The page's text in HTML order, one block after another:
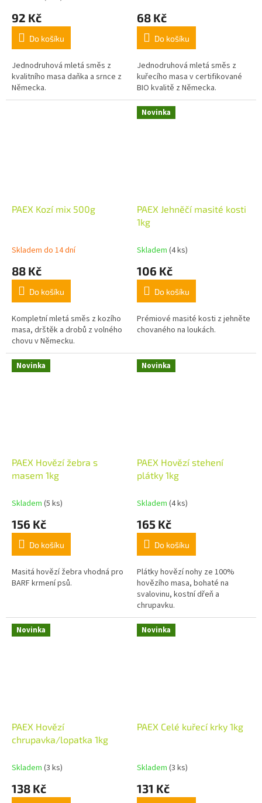
92 Kč
Do košíku
Jednodruhová mletá směs z
kvalitního masa daňka a srnce z
Německa.
68 Kč
Do košíku
Jednodruhová mletá směs z
kuřecího masa v certifikované
BIO kvalitě z Německa.
PAEX Kozí mix 500g
Skladem do 14 dní
88 Kč
Do košíku
Kompletní mletá směs z kozího
masa, drštěk a drobů z volného
chovu v Německu.
Novinka
PAEX Jehněčí masité kosti
1kg
Skladem (4 ks)
106 Kč
Do košíku
Prémiové masité kosti z jehněte
chovaného na loukách.
Novinka
PAEX Hovězí žebra s
masem 1kg
Skladem (5 ks)
156 Kč
Do košíku
Masitá hovězí žebra vhodná pro
BARF krmení psů.
Novinka
PAEX Hovězí stehení
plátky 1kg
Skladem (4 ks)
165 Kč
Do košíku
Plátky hovězí nohy ze 100%
hovězího masa, bohaté na
svalovinu, kostní dřeň a
chrupavku.
Novinka
PAEX Hovězí
chrupavka/lopatka 1kg
Skladem (3 ks)
138 Kč
Novinka
PAEX Celé kuřecí krky 1kg
Skladem (3 ks)
131 Kč